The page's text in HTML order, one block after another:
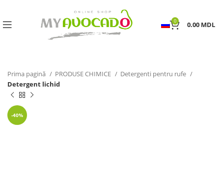
0 0.00 MDL
Prima pagină PRODUSE CHIMICE
Detergenti pentru rufe
Detergent lichid
-40%